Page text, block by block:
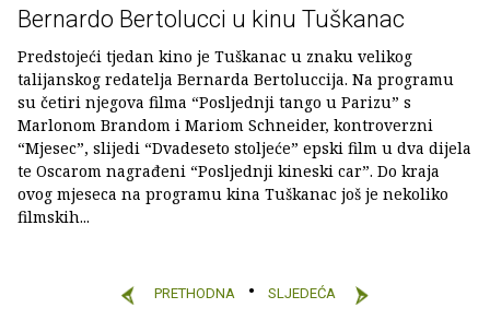
Bernardo Bertolucci u kinu Tuškanac
Predstojeći tjedan kino je Tuškanac u znaku velikog
talijanskog redatelja Bernarda Bertoluccija. Na programu
su četiri njegova filma “Posljednji tango u Parizu” s
Marlonom Brandom i Mariom Schneider, kontroverzni
“Mjesec”, slijedi “Dvadeseto stoljeće” epski film u dva dijela
te Oscarom nagrađeni “Posljednji kineski car”. Do kraja
ovog mjeseca na programu kina Tuškanac još je nekoliko
filmskih...
PRETHODNA SLJEDEĆA